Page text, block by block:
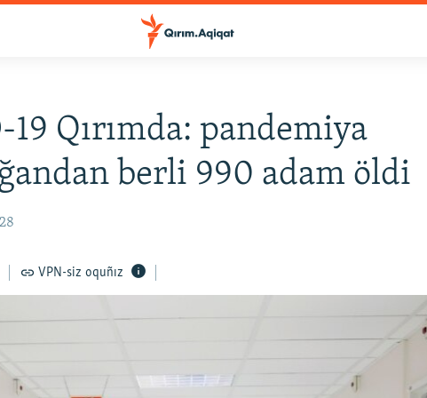
19 Qırımda: pandemiya
berli 990 adam öldi
VPN-siz oquñız